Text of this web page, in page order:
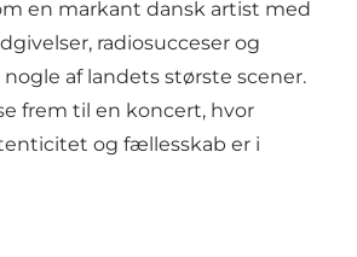
en markant dansk artist med
radiosucceser og
af landets største scener.
frem til en koncert, hvor
og fællesskab er i